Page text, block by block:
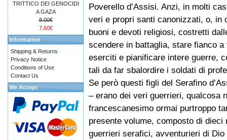
Poverello d’Assisi. Anzi, in molti
veri e propri santi canonizzati, o, in
buoni e devoti religiosi, costretti
scendere in battaglia, stare fianco
eserciti e pianificare intere guerre,
tali da far sbalordire i soldati di
Se però questi figli del Serafino
– erano dei veri guerrieri, qualcosa
francescanesimo ormai purtroppo
presente volume, composto di
guerrieri serafici, avventurieri di
TRITTICO DEI GENOCIDI
A GAZA
8.00€
7.60€
Information
Shipping & Returns
Privacy Notice
Conditions of Use
Contact Us
We Accept